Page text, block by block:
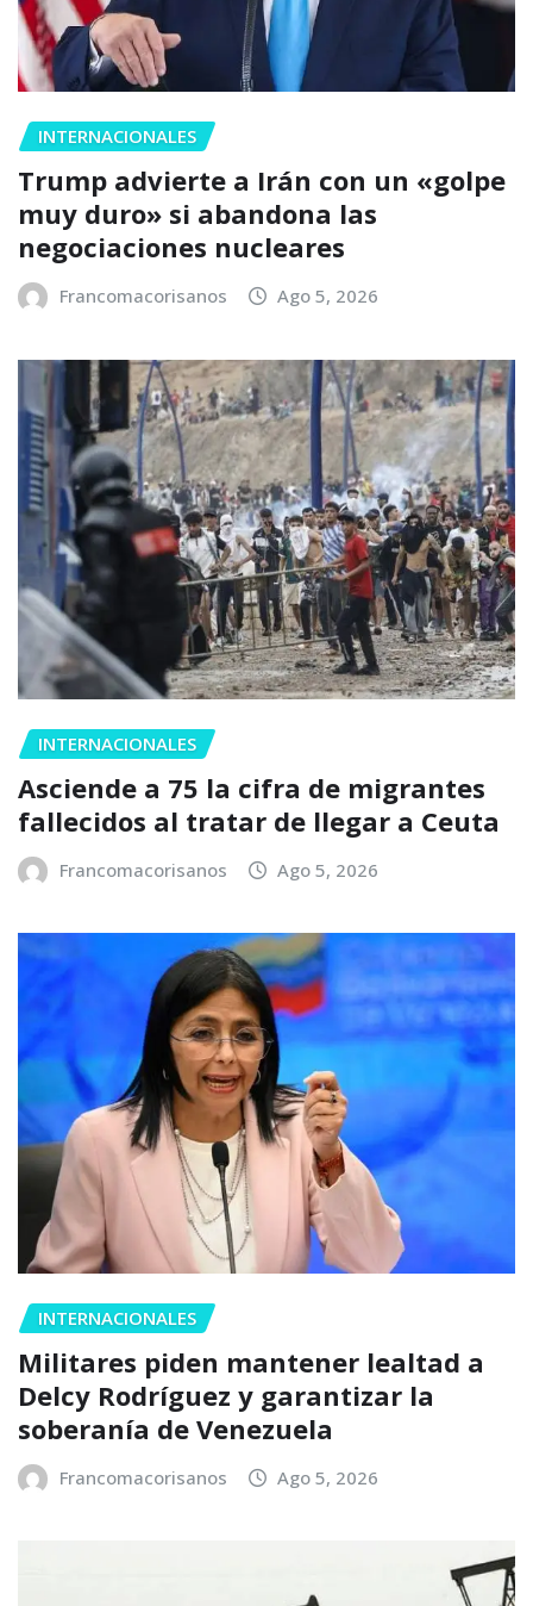
INTERNACIONALES
Trump advierte a Irán con un «golpe
muy duro» si abandona las
negociaciones nucleares
Francomacorisanos Ago 5, 2026
INTERNACIONALES
Asciende a 75 la cifra de migrantes
fallecidos al tratar de llegar a Ceuta
Francomacorisanos Ago 5, 2026
INTERNACIONALES
Militares piden mantener lealtad a
Delcy Rodríguez y garantizar la
soberanía de Venezuela
Francomacorisanos Ago 5, 2026